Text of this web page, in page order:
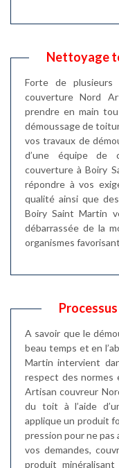
Nettoyage
Forte de plusieurs
couverture Nord
prendre en main
démoussage de
vos travaux de
d’une équipe de
couverture à Boiry
répondre à vos
qualité ainsi que
Boiry Saint Martin
débarrassée de la
organismes
A savoir que le
beau temps et en
Martin intervient
respect des normes
Artisan couvreur
du toit à l’aide
applique un produit
pression pour ne pas
vos demandes,
produit